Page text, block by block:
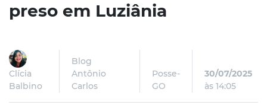
preso em Luziânia
Clícia
Balbino
Blog
Antônio
Carlos
Posse-
GO
30/07/2025
às 14:05